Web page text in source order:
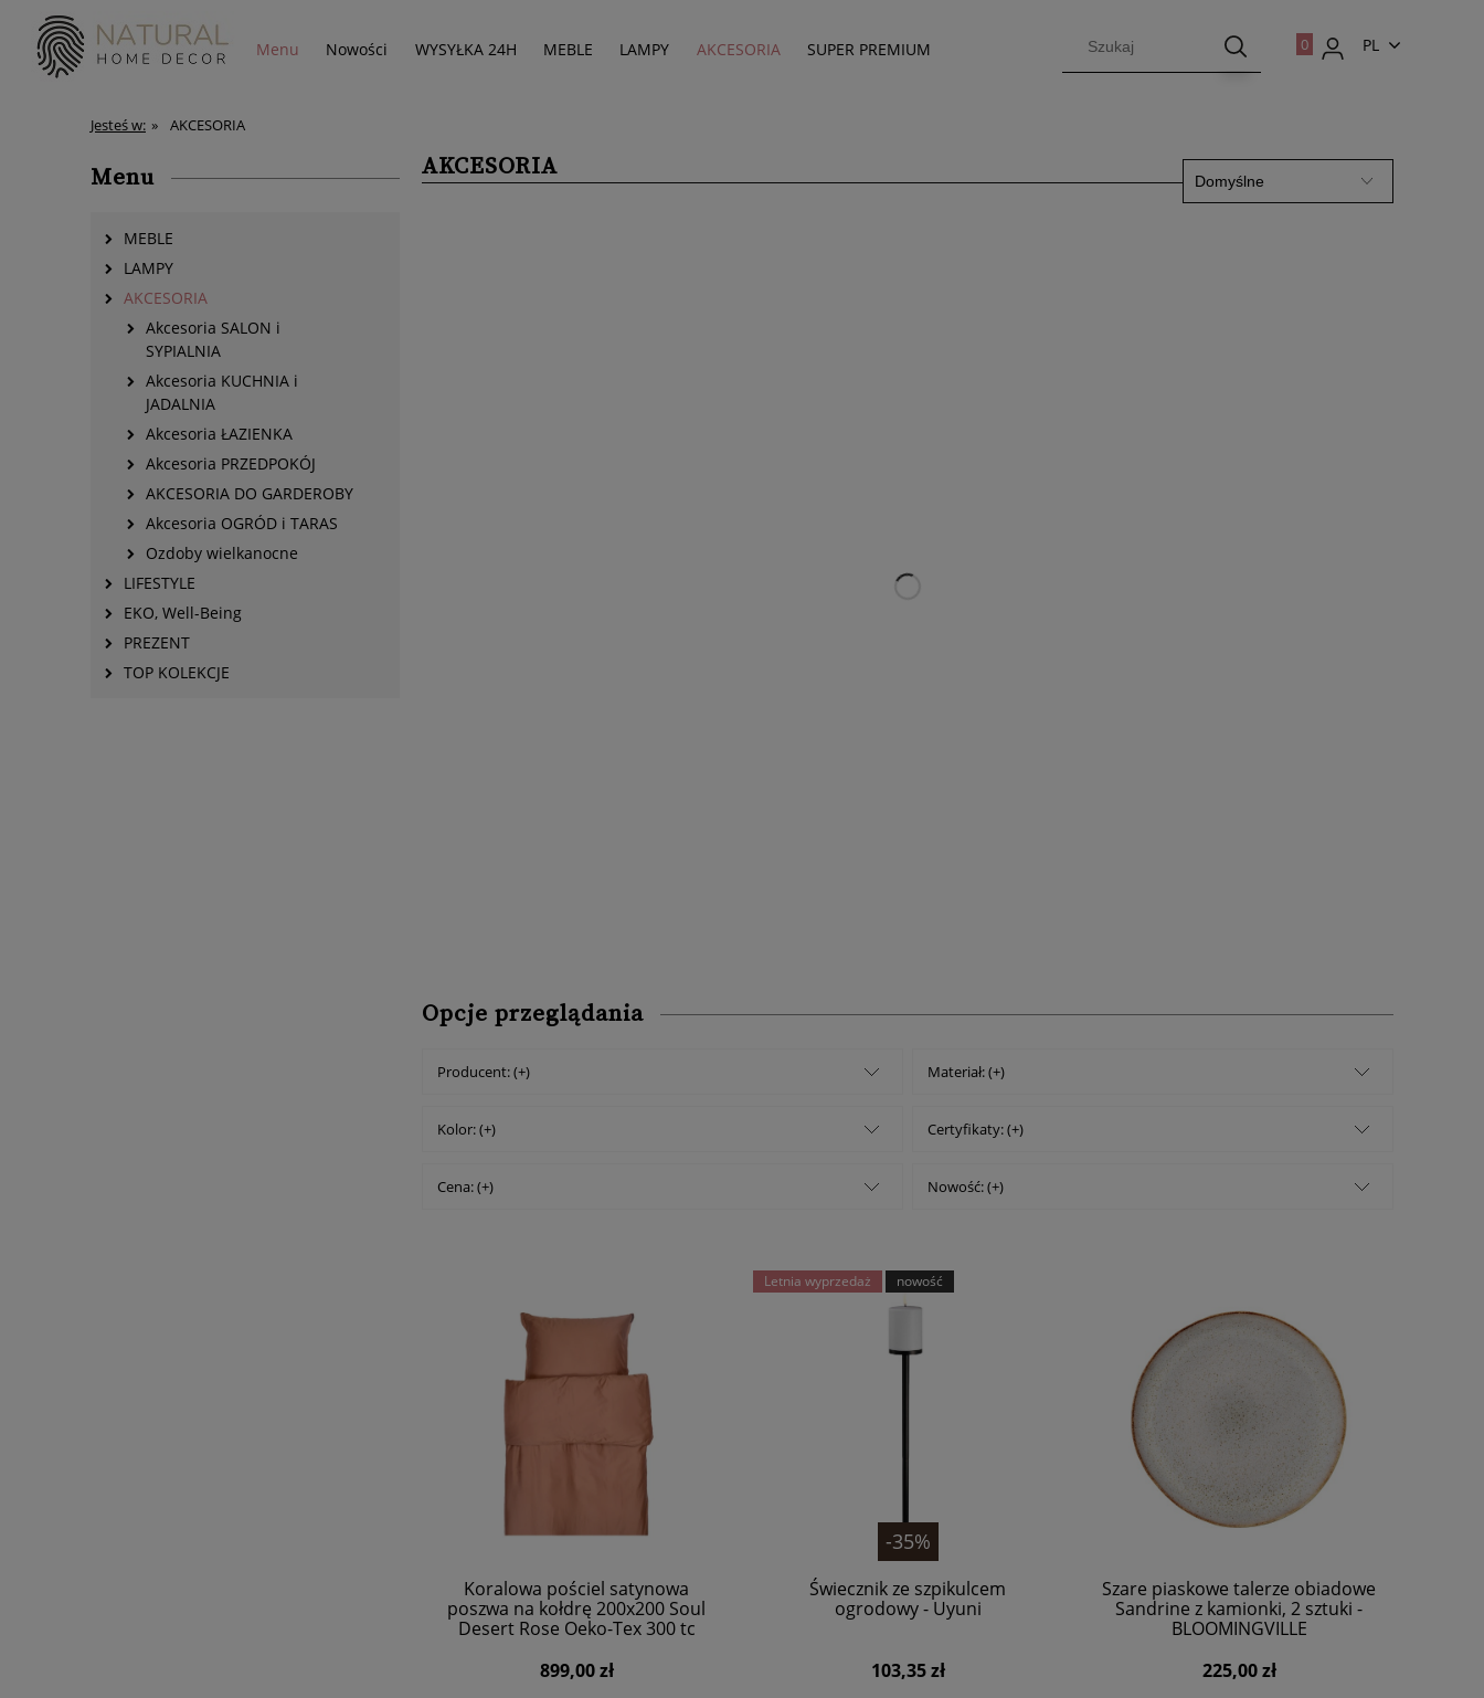
Menu Nowości WYSYŁKA 24H MEBLE LAMPY AKCESORIA SUPER PREMIUM
PL
Jesteś w: » AKCESORIA
Menu
MEBLE
LAMPY
AKCESORIA
Akcesoria SALON i
SYPIALNIA
Akcesoria KUCHNIA i
JADALNIA
Akcesoria ŁAZIENKA
Akcesoria PRZEDPOKÓJ
AKCESORIA DO GARDEROBY
Akcesoria OGRÓD i TARAS
Ozdoby wielkanocne
LIFESTYLE
EKO, Well-Being
PREZENT
TOP KOLEKCJE
AKCESORIA
Opcje przeglądania
Producent: (+) Materiał: (+)
Kolor: (+) Certyfikaty: (+)
Cena: (+) Nowość: (+)
Koralowa pościel satynowa
poszwa na kołdrę 200x200 Soul
Desert Rose Oeko-Tex 300 tc
899,00 zł
-35%
Świecznik ze szpikulcem
ogrodowy - Uyuni
103,35 zł
Letnia wyprzedaż nowość
Szare piaskowe talerze obiadowe
Sandrine z kamionki, 2 sztuki -
BLOOMINGVILLE
225,00 zł